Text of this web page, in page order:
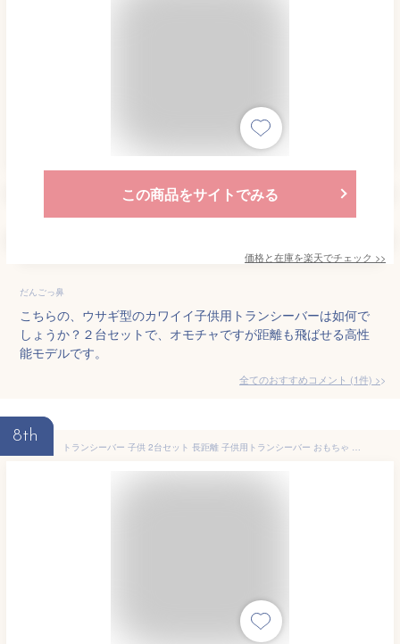
この商品をサイトでみる
価格と在庫を楽天でチェック >>
だんごっ鼻
こちらの、ウサギ型のカワイイ子供用トランシーバーは如何で
しょうか？２台セットで、オモチャですが距離も飛ばせる高性
能モデルです。
全てのおすすめコメント (1件) >
8th
トランシーバー 子供 2台セット 長距離 子供用トランシーバー おもちゃ 2021最新 キッズ 同時通話 アウトドア ワイヤレス インターホン プレゼント 小学生 男の子 女の子 お歳暮 誕生日 贈り物 知育玩具 ハンディトランシーバー 非日本製 正規品 日本語説明書 ラッピング対応